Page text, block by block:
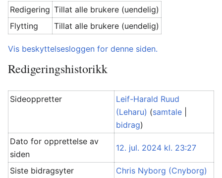
Redigering Tillat alle brukere (uendelig)
Flytting
Tillat alle brukere (uendelig)
Vis beskyttelsesloggen for denne siden.
Redigeringshistorikk
Sideoppretter
Leif-Harald Ruud
(Leharu) (samtale
bidrag)
Dato for opprettelse av
siden
12. jul. 2024 kl. 23:27
Siste bidragsyter
Chris Nyborg (Cnyborg)